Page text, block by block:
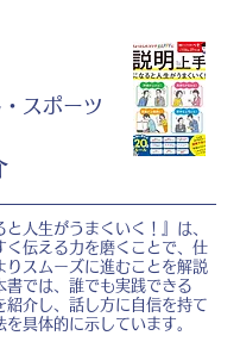
スポーツ
と人生がうまくいく！』は、
く伝える力を磨くことで、仕
りスムーズに進むことを解説
書では、誰でも実践できる
紹介し、話し方に自信を持て
具体的に示しています。